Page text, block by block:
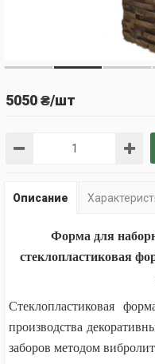
5050 ₴/шт
Описание
Форма для
стеклопластиковая
Стеклопластиковая
производства
заборов методом